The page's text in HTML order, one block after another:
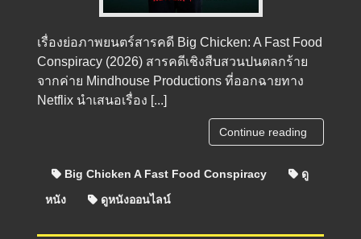
เรื่องย่อภาพยนตร์สารคดี Big Chicken: A Fast Food
Conspiracy (2026) สารคดีเชิงสืบสวนปนตลกร้าย
จากค่าย Mindhouse Productions ที่ออกฉายทาง
Netflix นำเสนอเรื่อง [...]
Continue reading
Big Chicken A Fast Food Conspiracy
ดู
หนัง
ดูหนังออนไลน์